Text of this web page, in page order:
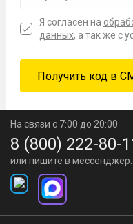
Я согласен на
данных, а так же с
На связи с 7:00 до 20:00
8 (800) 222-80-
или пишите в мессенджер: